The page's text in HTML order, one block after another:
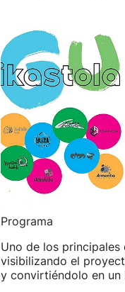
Programa
Uno de los
visibilizando el
y convirtiéndolo en un